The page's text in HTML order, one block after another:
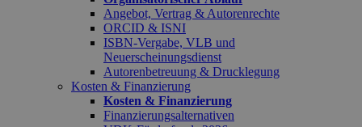
Angebot, Vertrag & Autorenrechte
ORCID & ISNI
ISBN-Vergabe, VLB und
Neuerscheinungsdienst
Autorenbetreuung & Drucklegung
Kosten & Finanzierung
Kosten & Finanzierung
Finanzierungsalternativen